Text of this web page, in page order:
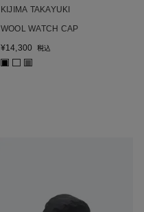
KIJIMA TAKAYUKI
WOOL WATCH CAP
¥14,300 税込
■ ■